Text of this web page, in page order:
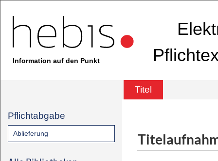
Information auf den Punkt
Titel
Pflichtabgabe
Ablieferung